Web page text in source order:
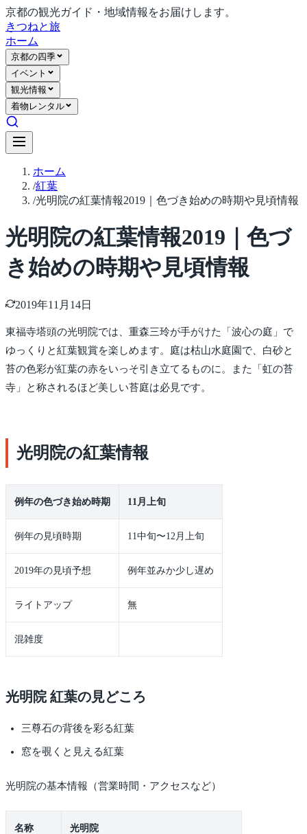
京都の観光ガイド・地域情報をお届けします。
きつねと旅
ホーム
京都の四季
イベント
観光情報
着物レンタル
ホーム
/紅葉
/光明院の紅葉情報2019｜色づき始めの時期や見頃情報
光明院の紅葉情報2019｜色づ
き始めの時期や見頃情報
2019年11月14日
東福寺塔頭の光明院では、重森三玲が手がけた「波心の庭」で
ゆっくりと紅葉観賞を楽しめます。庭は枯山水庭園で、白砂と
苔の色彩が紅葉の赤をいっそ引き立てるものに。また「虹の苔
寺」と称されるほど美しい苔庭は必見です。
光明院の紅葉情報
例年の色づき始め時期 11月上旬
例年の見頃時期 11中旬〜12月上旬
2019年の見頃予想 例年並みか少し遅め
ライトアップ 無
混雑度
光明院 紅葉の見どころ
三尊石の背後を彩る紅葉
窓を覗くと見える紅葉
光明院の基本情報（営業時間・アクセスなど）
名称 光明院